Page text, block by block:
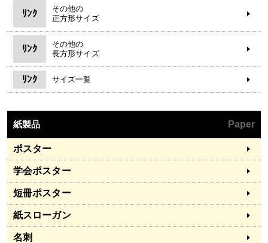
ﾘﾝｸ
その他の
正方形サイズ
ﾘﾝｸ
その他の
長方形サイズ
ﾘﾝｸ サイズ一覧
紙製品 Paper
ポスター
学会ポスター
短冊ポスター
紙スローガン
名刺